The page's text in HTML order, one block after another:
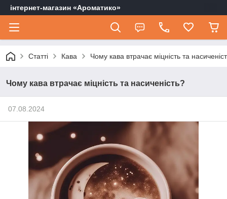
інтернет-магазин «Ароматико»
Статті Кава Чому кава втрачає міцність та
Чому кава втрачає міцність та насиченість?
07.08.2024